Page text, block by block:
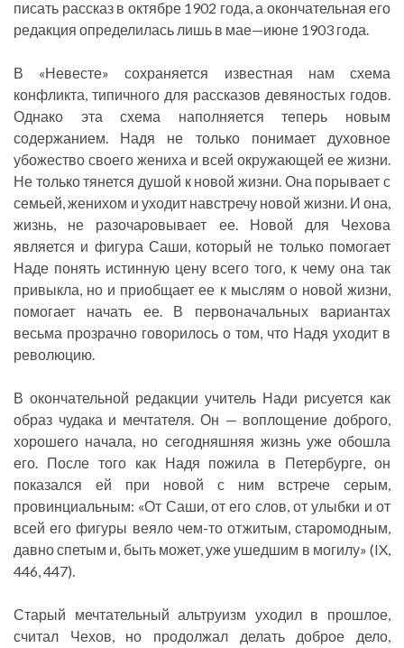
писать рассказ в октябре 1902 года, а окончательная его
редакция определилась лишь в мае—июне 1903 года.
В «Невесте» сохраняется известная нам схема
конфликта, типичного для рассказов девяностых годов.
Однако эта схема наполняется теперь новым
содержанием. Надя не только понимает духовное
убожество своего жениха и всей окружающей ее жизни.
Не только тянется душой к новой жизни. Она порывает с
семьей, женихом и уходит навстречу новой жизни. И она,
жизнь, не разочаровывает ее. Новой для Чехова
является и фигура Саши, который не только помогает
Наде понять истинную цену всего того, к чему она так
привыкла, но и приобщает ее к мыслям о новой жизни,
помогает начать ее. В первоначальных вариантах
весьма прозрачно говорилось о том, что Надя уходит в
революцию.
В окончательной редакции учитель Нади рисуется как
образ чудака и мечтателя. Он — воплощение доброго,
хорошего начала, но сегодняшняя жизнь уже обошла
его. После того как Надя пожила в Петербурге, он
показался ей при новой с ним встрече серым,
провинциальным: «От Саши, от его слов, от улыбки и от
всей его фигуры веяло чем-то отжитым, старомодным,
давно спетым и, быть может, уже ушедшим в могилу» (IX,
446, 447).
Старый мечтательный альтруизм уходил в прошлое,
считал Чехов, но продолжал делать доброе дело,